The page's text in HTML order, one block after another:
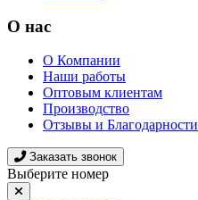
О нас
О Компании
Наши работы
Оптовым клиентам
Производство
Отзывы и Благодарности
Заказать звонок
Выберите номер